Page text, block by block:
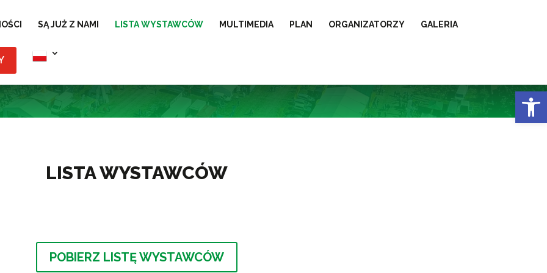
SĄ JUŻ Z NAMI LISTA WYSTAWCÓW MULTIMEDIA PLAN ORGANIZATORZY GALERIA
LISTA WYSTAWCÓW
POBIERZ LISTĘ WYSTAWCÓW